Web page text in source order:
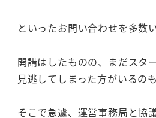
といったお問い合わせを多数
開講はしたものの、まだスタ
見逃してしまった方がいるの
そこで急遽、運営事務局と協